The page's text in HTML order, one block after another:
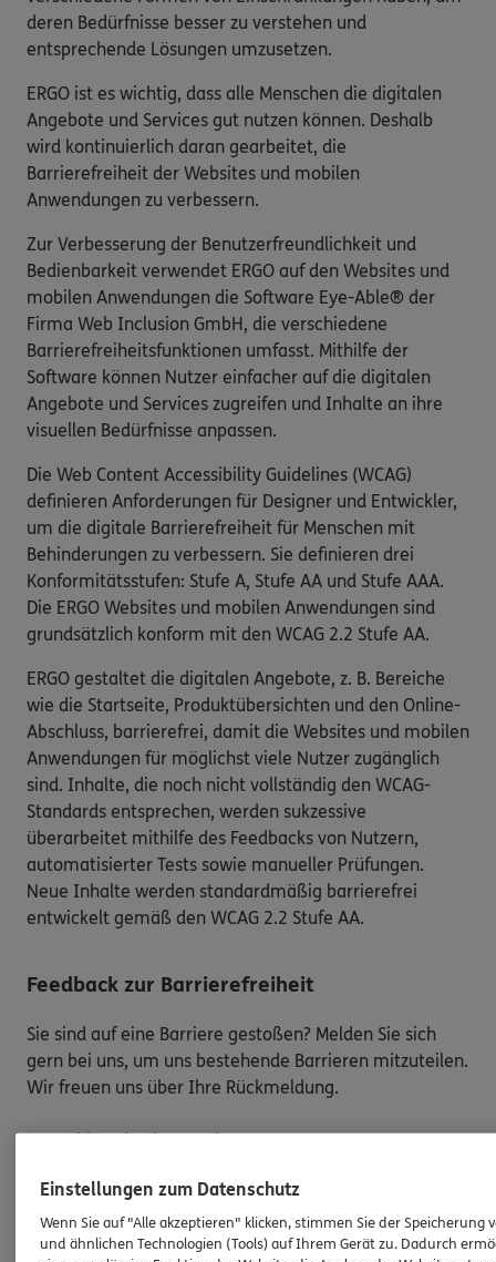
deren Bedürfnisse besser zu verstehen und
entsprechende Lösungen umzusetzen.
ERGO ist es wichtig, dass alle Menschen die digitalen
Angebote und Services gut nutzen können. Deshalb
wird kontinuierlich daran gearbeitet, die
Barrierefreiheit der Websites und mobilen
Anwendungen zu verbessern.
Zur Verbesserung der Benutzerfreundlichkeit und
Bedienbarkeit verwendet ERGO auf den Websites und
mobilen Anwendungen die Software Eye-Able® der
Firma Web Inclusion GmbH, die verschiedene
Barrierefreiheitsfunktionen umfasst. Mithilfe der
Software können Nutzer einfacher auf die digitalen
Angebote und Services zugreifen und Inhalte an ihre
visuellen Bedürfnisse anpassen.
Die Web Content Accessibility Guidelines (WCAG)
definieren Anforderungen für Designer und Entwickler,
um die digitale Barrierefreiheit für Menschen mit
Behinderungen zu verbessern. Sie definieren drei
Konformitätsstufen: Stufe A, Stufe AA und Stufe AAA.
Die ERGO Websites und mobilen Anwendungen sind
grundsätzlich konform mit den WCAG 2.2 Stufe AA.
ERGO gestaltet die digitalen Angebote, z. B. Bereiche
wie die Startseite, Produktübersichten und den Online-
Abschluss, barrierefrei, damit die Websites und mobilen
Anwendungen für möglichst viele Nutzer zugänglich
sind. Inhalte, die noch nicht vollständig den WCAG-
Standards entsprechen, werden sukzessive
überarbeitet mithilfe des Feedbacks von Nutzern,
automatisierter Tests sowie manueller Prüfungen.
Neue Inhalte werden standardmäßig barrierefrei
entwickelt gemäß den WCAG 2.2 Stufe AA.
Feedback zur Barrierefreiheit
Sie sind auf eine Barriere gestoßen? Melden Sie sich
gern bei uns, um uns bestehende Barrieren mitzuteilen.
Wir freuen uns über Ihre Rückmeldung.
Bitte teilen Sie mit,auf welcher Webseite
eine Barriere gestoßen sind. Kopieren Sie hierzu
den Link aus der Adresszeile Ihres Browsers.
Einstellungen zum Datenschutz
Wenn Sie auf "Alle akzeptieren" klicken, stimmen Sie der Speicherung
und ähnlichen Technologien (Tools) auf Ihrem Gerät zu. Dadurch